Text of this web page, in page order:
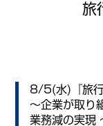
旅
8/5(水)『旅行
～企業が取り
業務減の実現